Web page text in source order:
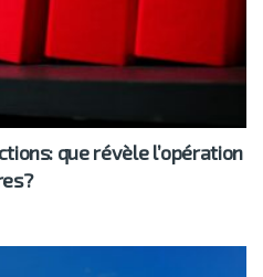
que révèle l’opération